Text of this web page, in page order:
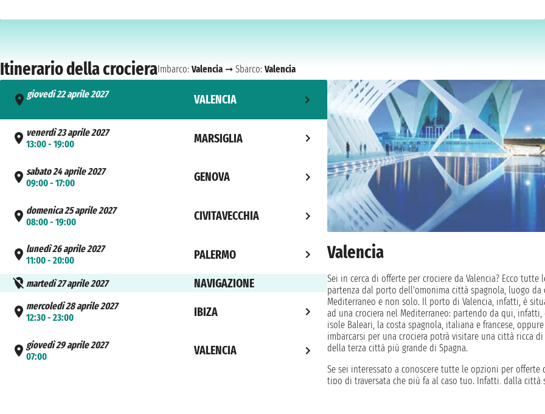
Itinerario della crocieraImbarco: Valencia ➞ Sbarco: Valencia
giovedì 22 aprile 2027
VALENCIA
venerdì 23 aprile 2027
13:00 - 19:00
MARSIGLIA
sabato 24 aprile 2027
09:00 - 17:00
GENOVA
domenica 25 aprile 2027
08:00 - 19:00
CIVITAVECCHIA
lunedì 26 aprile 2027
11:00 - 20:00
PALERMO
martedì 27 aprile 2027 NAVIGAZIONE
mercoledì 28 aprile 2027
12:30 - 23:00
IBIZA
giovedì 29 aprile 2027
07:00
VALENCIA
Valencia
Sei in cerca di offerte per crociere da Valencia? Ecco
partenza dal porto dell'omonima città spagnola, luogo
Mediterraneo e non solo. Il porto di Valencia, infatti, è
ad una crociera nel Mediterraneo: partendo da qui,
isole Baleari, la costa spagnola, italiana e francese,
imbarcarsi per una crociera potrà visitare una città ricca
della terza città più grande di Spagna.
Se sei interessato a conoscere tutte le opzioni per
tipo di traversata che più fa al caso tuo. Infatti, dalla